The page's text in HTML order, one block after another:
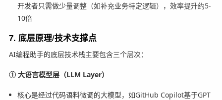
开发者只需做少量调整（如补充业务特定逻辑），效率提升约5-
10倍
7. 底层原理/技术支撑点
AI编程助手的底层技术栈主要包含三个层次：
① 大语言模型层（LLM Layer）
核心是经过代码语料微调的大模型，如GitHub Copilot基于GPT